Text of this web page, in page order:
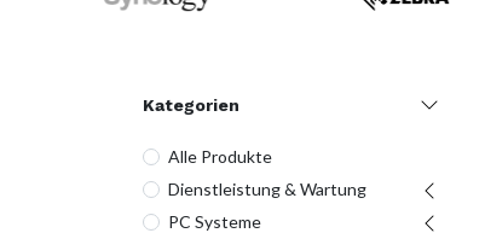
Kategorien
Alle Produkte
Dienstleistung & Wartung
PC Systeme